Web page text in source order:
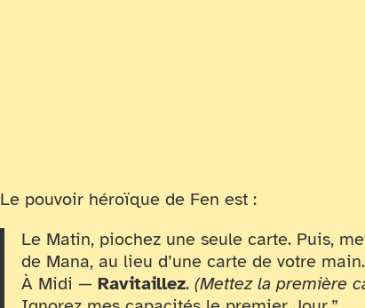
Le pouvoir héroïque de Fen est :
Le Matin, piochez une seule carte. Puis,
de Mana, au lieu d’une carte de votre main.
À Midi —Ravitaillez.(Mettez la première